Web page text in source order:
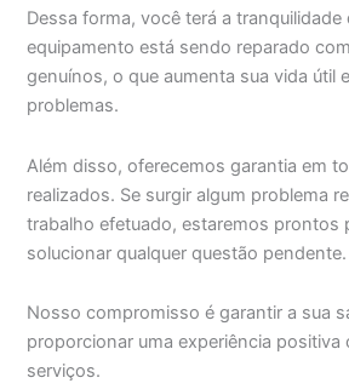
Dessa forma, você terá a tranquilidade
equipamento está sendo reparado
genuínos, o que aumenta sua vida útil
problemas.
Além disso, oferecemos garantia em
realizados. Se surgir algum problema
trabalho efetuado, estaremos prontos
solucionar qualquer questão pendente.
Nosso compromisso é garantir a sua
proporcionar uma experiência positiva
serviços.